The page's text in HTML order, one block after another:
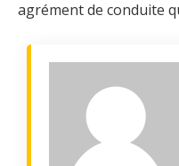
agrément de conduite